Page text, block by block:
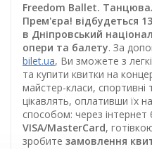
Freedom Ballet.
Прем'єра! відбудеться
в Дніпровський
опери та балету. За
bilet.ua, Ви зможете з
та купити квитки на
майстер-класи,
цікавлять, оплативши їх
способом: через
VISA/MasterCard,
зробите замовлення